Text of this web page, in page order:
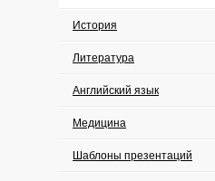
История
Литература
Английский язык
Медицина
Шаблоны презентаций